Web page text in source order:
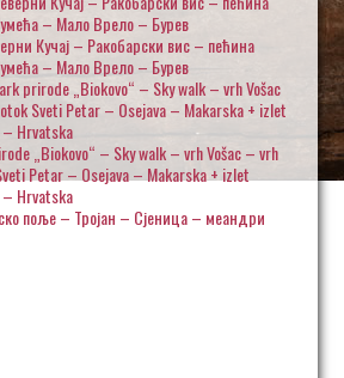
– Мало Врело – Бурев
Кучај – Ракобарски вис – пећина
– Мало Врело – Бурев
prirode „Biokovo“ – Sky walk – vrh Vošac
Sveti Petar – Osejava – Makarska + izlet
Hrvatska
„Biokovo“ – Sky walk – vrh Vošac – vrh
Petar – Osejava – Makarska + izlet
Hrvatska
поље – Тројан – Сјеница – меандри